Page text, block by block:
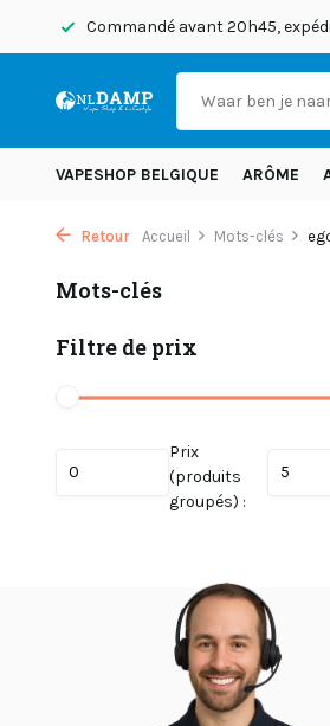
expédié aujourd’hui
VAPESHOP BELGIQUE ARÔME
Retour Accueil Mots-clés
Mots-clés
Filtre de prix
Prix
(produits
groupés) :